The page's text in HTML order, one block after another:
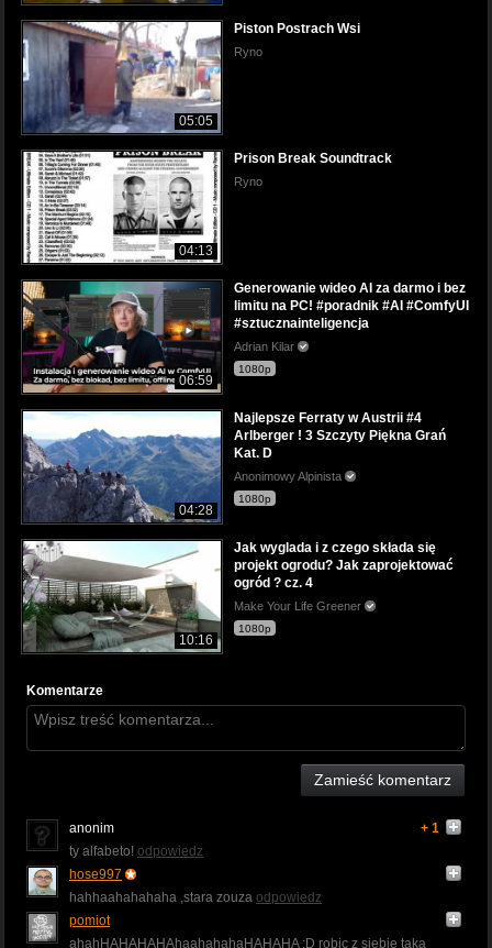
05:05
Piston Postrach Wsi
Ryno
04:13
Prison Break Soundtrack
Ryno
06:59
Generowanie wideo AI za darmo i bez
limitu na PC! #poradnik #AI #ComfyUI
#sztucznainteligencja
Adrian Kilar
1080p
04:28
Najlepsze Ferraty w Austrii #4
Arlberger ! 3 Szczyty Piękna Grań
Kat. D
Anonimowy Alpinista
1080p
10:16
Jak wyglada i z czego składa się
projekt ogrodu? Jak zaprojektować
ogród ? cz. 4
Make Your Life Greener
1080p
Komentarze
Zamieść komentarz
anonim
+ 1
ty alfabeto! odpowiedz
hose997
hahhaahahahaha ,stara zouza odpowiedz
pomiot
ahahHAHAHAHAhaahahahaHAHAHA :D robic z siebie taka